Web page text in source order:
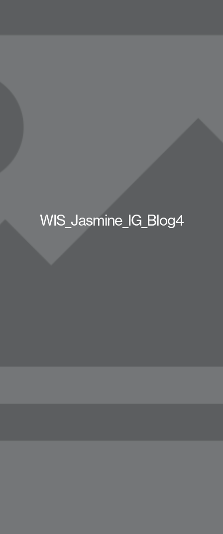
WIS_Jasmine_IG_Blog4